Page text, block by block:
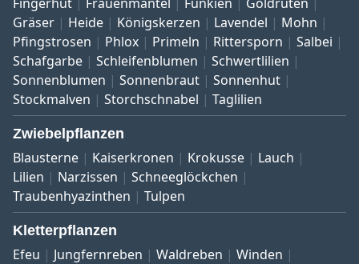
Gräser
Heide Königskerzen Lavendel
Mohn
Pfingstrosen
Phlox Primeln Rittersporn
Salbei
Schafgarbe
Schleifenblumen
Schwertlilien
Sonnenblumen
Sonnenbraut
Sonnenhut
Stockmalven
Storchschnabel Taglilien
Zwiebelpflanzen
Blausterne Kaiserkronen Krokusse
Lauch
Lilien
Narzissen
Schneeglöckchen
Traubenhyazinthen
Tulpen
Kletterpflanzen
Efeu Jungfernreben Waldreben
Winden